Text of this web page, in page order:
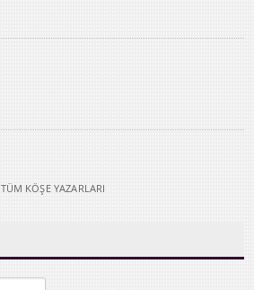
TÜM KÖŞE YAZARLARI